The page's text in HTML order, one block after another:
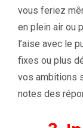
vous feriez
en plein air ou
l’aise avec le
fixes ou plus
vos ambitions
notes des